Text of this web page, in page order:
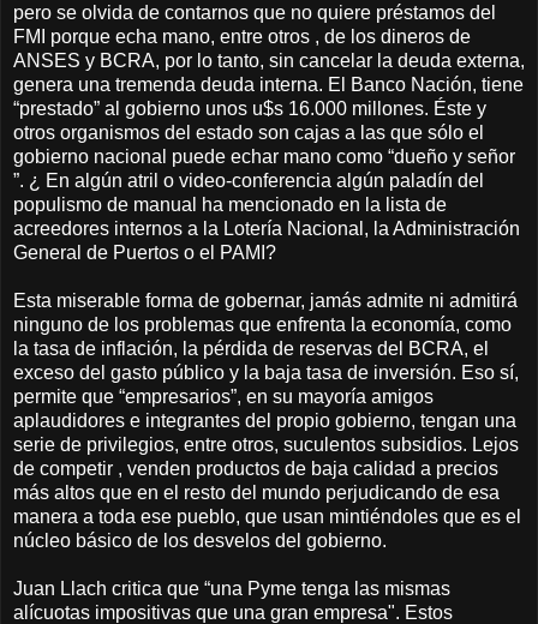
pero se olvida de contarnos que no quiere préstamos del
FMI porque echa mano, entre otros , de los dineros de
ANSES y BCRA, por lo tanto, sin cancelar la deuda externa,
genera una tremenda deuda interna. El Banco Nación, tiene
“prestado” al gobierno unos u$s 16.000 millones. Éste y
otros organismos del estado son cajas a las que sólo el
gobierno nacional puede echar mano como “dueño y señor
”. ¿ En algún atril o video-conferencia algún paladín del
populismo de manual ha mencionado en la lista de
acreedores internos a la Lotería Nacional, la Administración
General de Puertos o el PAMI?
Esta miserable forma de gobernar, jamás admite ni admitirá
ninguno de los problemas que enfrenta la economía, como
la tasa de inflación, la pérdida de reservas del BCRA, el
exceso del gasto público y la baja tasa de inversión. Eso sí,
permite que “empresarios”, en su mayoría amigos
aplaudidores e integrantes del propio gobierno, tengan una
serie de privilegios, entre otros, suculentos subsidios. Lejos
de competir , venden productos de baja calidad a precios
más altos que en el resto del mundo perjudicando de esa
manera a toda ese pueblo, que usan mintiéndoles que es el
núcleo básico de los desvelos del gobierno.
Juan Llach critica que “una Pyme tenga las mismas
alícuotas impositivas que una gran empresa". Estos